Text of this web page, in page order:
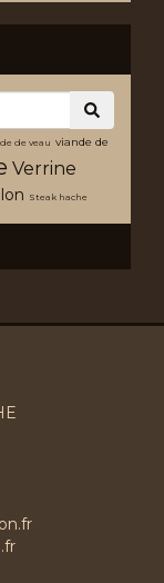
de veau viande de
Verrine
Steak hache